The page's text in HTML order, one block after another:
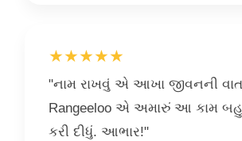
★★★★★
"નામ રાખવું એ આખા જીવનની
Rangeeloo એ અમારું આ કામ
કરી દીધું. આભાર!"